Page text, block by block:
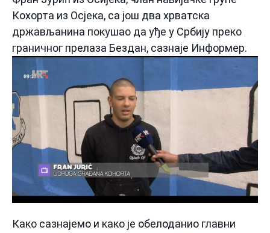
Кохорта из Осјека, са још два хрватска
држављанина покушао да уђе у Србију преко
граничног прелаза Бездан, сазнаје Информер.
Како сазнајемо и како је обелоданио главни